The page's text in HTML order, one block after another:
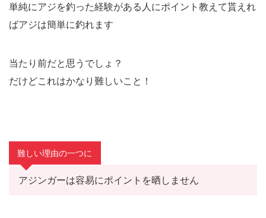
単純にアジを釣った経験がある人にポイント教えて貰えれ
ばアジは簡単に釣れます
当たり前だと思うでしょ？
だけどこれはかなり難しいこと！
難しい理由の一つに
アジンガーは容易にポイントを晒しません